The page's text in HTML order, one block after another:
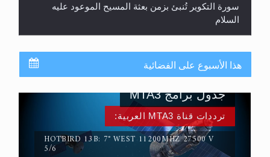
سورة التكوير تُنبئ بزمن بعثة المسيح الموعود عليه
السلام
هذا الأسبوع على الفضائية
ترددات قناة MTA3 العربية:
HOTBIRD 13B: 7° WEST 11200MHZ 27500 V
5/6
جدول برامج MTA3